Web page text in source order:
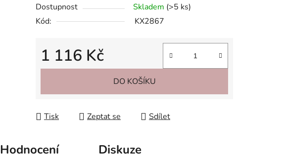
Dostupnost Skladem (>5 ks)
Kód:
KX2867
1 116 Kč
Měrná cena:
DO KOŠÍKU
Tisk Zeptat se Sdílet
Hodnocení Diskuze